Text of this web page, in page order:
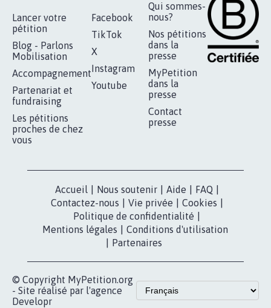
Lancer votre
pétition
Blog - Parlons
Mobilisation
Accompagnement
Partenariat et
fundraising
Les pétitions
proches de chez
vous
Facebook
TikTok
X
Instagram
Youtube
Qui sommes-
nous?
Nos pétitions
dans la
presse
MyPetition
dans la
presse
Contact
presse
Accueil Nous soutenir Aide FAQ
Contactez-nous
Vie privée Cookies
Politique de confidentialité
Mentions légales
Conditions d'utilisation
Partenaires
© Copyright MyPetition.org
- Site réalisé par l'agence
Developr